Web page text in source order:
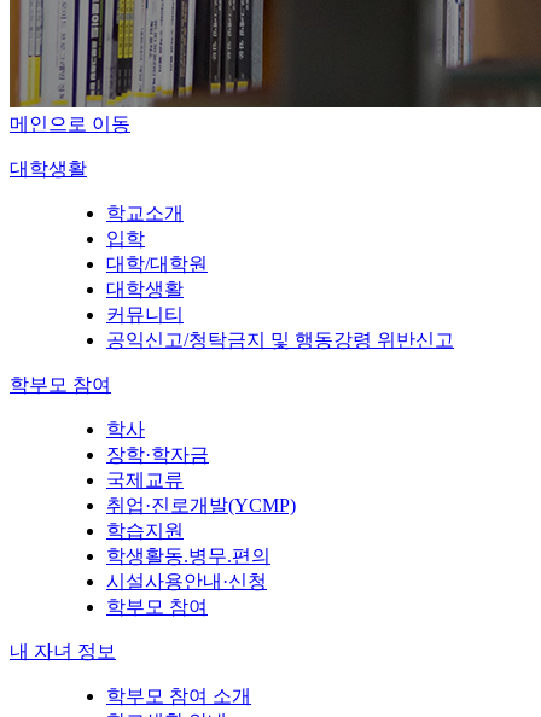
메인으로 이동
대학생활
학교소개
입학
대학/대학원
대학생활
커뮤니티
공익신고/청탁금지 및 행동강령 위반신고
학부모 참여
학사
장학·학자금
국제교류
취업·진로개발(YCMP)
학습지원
학생활동.병무.편의
시설사용안내·신청
학부모 참여
내 자녀 정보
학부모 참여 소개